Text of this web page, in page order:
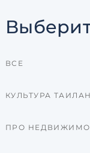
ВСЕ
КУЛЬТУРА
ПРО